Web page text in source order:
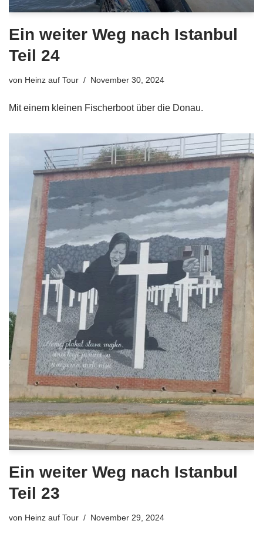
Ein weiter Weg nach Istanbul
Teil 24
von Heinz auf Tour November 30, 2024
Mit einem kleinen Fischerboot über die Donau.
Ein weiter Weg nach Istanbul
Teil 23
von Heinz auf Tour November 29, 2024